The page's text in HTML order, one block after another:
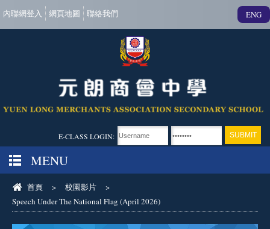
內聯網登入 網頁地圖 聯絡我們 ENG
E-CLASS LOGIN:
MENU
首頁 > 校園影片
>
Speech Under The National Flag (April 2026)